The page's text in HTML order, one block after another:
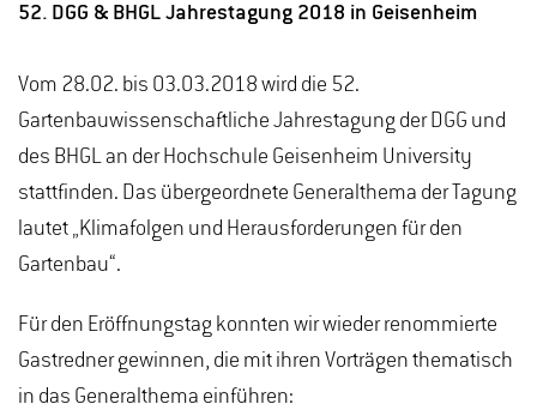
52. DGG & BHGL Jahrestagung 2018 in Geisenheim
Vom 28.02. bis 03.03.2018 wird die 52.
Gartenbauwissenschaftliche Jahrestagung der DGG und
des BHGL an der Hochschule Geisenheim University
stattfinden. Das übergeordnete Generalthema der Tagung
lautet „Klimafolgen und Herausforderungen für den
Gartenbau“.
Für den Eröffnungstag konnten wir wieder renommierte
Gastredner gewinnen, die mit ihren Vorträgen thematisch
in das Generalthema einführen: